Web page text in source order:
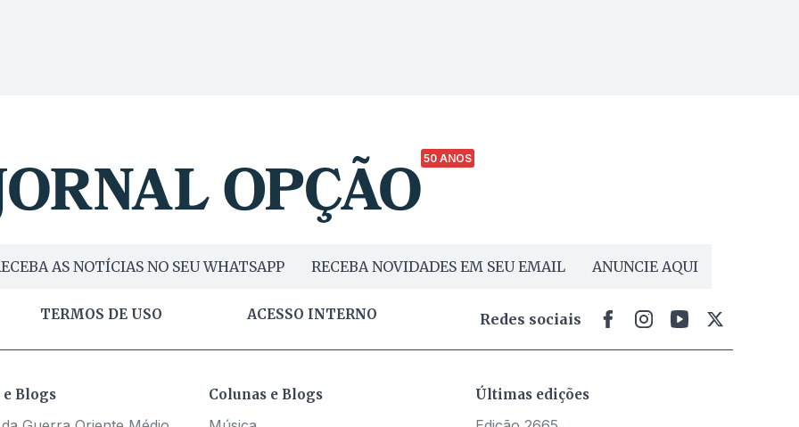
50 ANOS
AS NOTÍCIAS NO SEU WHATSAPP RECEBA NOVIDADES EM SEU EMAIL ANUNCIE AQUI
TERMOS DE USO ACESSO INTERNO Redes sociais
e Blogs Colunas e Blogs Últimas edições